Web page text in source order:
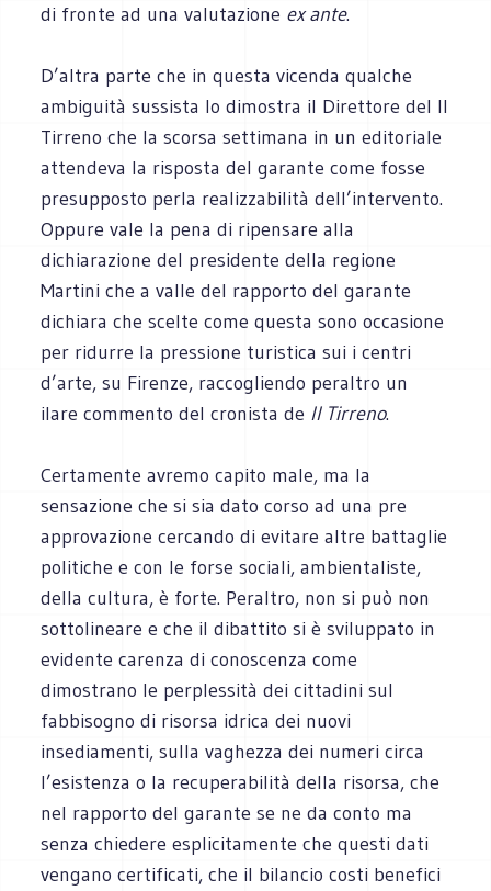
di fronte ad una valutazione ex ante.
D’altra parte che in questa vicenda qualche
ambiguità sussista lo dimostra il Direttore del Il
Tirreno che la scorsa settimana in un editoriale
attendeva la risposta del garante come fosse
presupposto perla realizzabilità dell’intervento.
Oppure vale la pena di ripensare alla
dichiarazione del presidente della regione
Martini che a valle del rapporto del garante
dichiara che scelte come questa sono occasione
per ridurre la pressione turistica sui i centri
d’arte, su Firenze, raccogliendo peraltro un
ilare commento del cronista de Il Tirreno.
Certamente avremo capito male, ma la
sensazione che si sia dato corso ad una pre
approvazione cercando di evitare altre battaglie
politiche e con le forse sociali, ambientaliste,
della cultura, è forte. Peraltro, non si può non
sottolineare e che il dibattito si è sviluppato in
evidente carenza di conoscenza come
dimostrano le perplessità dei cittadini sul
fabbisogno di risorsa idrica dei nuovi
insediamenti, sulla vaghezza dei numeri circa
l’esistenza o la recuperabilità della risorsa, che
nel rapporto del garante se ne da conto ma
senza chiedere esplicitamente che questi dati
vengano certificati, che il bilancio costi benefici